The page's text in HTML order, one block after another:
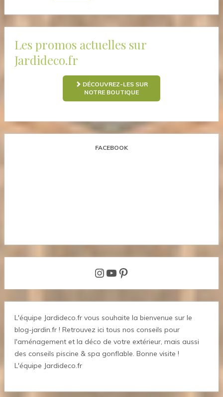
Les promos actuelles sur
Jardideco.fr
DÉCOUVREZ-LES SUR
NOTRE BOUTIQUE
FACEBOOK
Instagram
YouTube
Pinterest
L'équipe Jardideco.fr vous souhaite la bienvenue sur le
blog-jardin.fr ! Retrouvez ici tous nos conseils pour
l'aménagement et la déco de votre extérieur, mais aussi
des conseils piscine & spa gonflable. Bonne visite !
L'équipe Jardideco.fr